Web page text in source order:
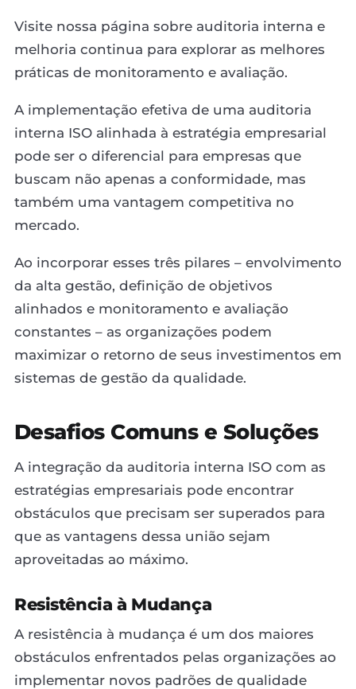
Visite nossa página sobre auditoria interna e
melhoria continua para explorar as melhores
práticas de monitoramento e avaliação.
A implementação efetiva de uma auditoria
interna ISO alinhada à estratégia empresarial
pode ser o diferencial para empresas que
buscam não apenas a conformidade, mas
também uma vantagem competitiva no
mercado.
Ao incorporar esses três pilares – envolvimento
da alta gestão, definição de objetivos
alinhados e monitoramento e avaliação
constantes – as organizações podem
maximizar o retorno de seus investimentos em
sistemas de gestão da qualidade.
Desafios Comuns e Soluções
A integração da auditoria interna ISO com as
estratégias empresariais pode encontrar
obstáculos que precisam ser superados para
que as vantagens dessa união sejam
aproveitadas ao máximo.
Resistência à Mudança
A resistência à mudança é um dos maiores
obstáculos enfrentados pelas organizações ao
implementar novos padrões de qualidade